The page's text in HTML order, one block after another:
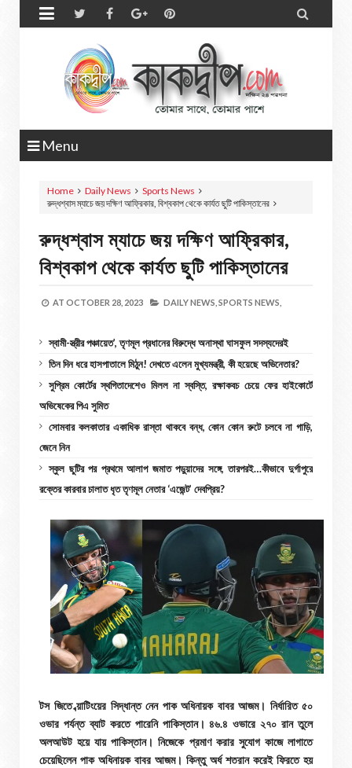
 
Menu
Home Daily News
Sports News
রুদ্ধশ্বাস ম্যাচে জয় দক্ষিণ আফ্রিকার, বিশ্বকাপ থেকে কার্যত ছুটি পাকিস্তানের
রুদ্ধশ্বাস ম্যাচে জয় দক্ষিণ আফ্রিকার,
বিশ্বকাপ থেকে কার্যত ছুটি পাকিস্তানের
AT OCTOBER 28, 2023 DAILY NEWS, SPORTS NEWS,
স্বামী-স্ত্রীর পঞ্চায়েত’, তৃণমূল প্রধানের বিরুদ্ধে অনাস্থা ঘাসফুল সদস্যদেরই
তিন দিন ধরে হাসপাতালে মিঠুন! দেখতে এলেন মুখ্যমন্ত্রী, কী হয়েছে অভিনেতার?
সুপ্রিম কোর্টের স্থগিতাদেশেও মিলল না স্বস্তি, রক্ষাকবচ চেয়ে ফের হাইকোর্টে
অভিষেকের পিএ সুমিত
সোমবার কলকাতার একাধিক রাস্তা থাকবে বন্ধ, কোন কোন রুটে চলবে না গাড়ি,
জেনে নিন
স্কুল ছুটির পর প্রথমে আলাপ জমাত পড়ুয়াদের সঙ্গে, তারপরই…কীভাবে দুর্গাপুরে
রক্তের কারবার চালাত ধৃত তৃণমূল নেতার ‘এজেন্ট’ দেবপ্রিয়?
টস জিতে ব্য়াটিংয়ের সিদ্ধান্ত নেন পাক অধিনায়ক বাবর আজম। নির্ধারিত ৫০
ওভার পর্যন্ত ব্যাট করতে পারেনি পাকিস্তান। ৪৬.৪ ওভারে ২৭০ রান তুলে
অলআউট হয়ে যায় পাকিস্তান। নিজেকে প্রমাণ করার সুযোগ কাজে লাগাতে
চেয়েছিলেন পাক অধিনায়ক বাবর আজম। কিন্তু অর্ধ শতরান করেই ফিরতে হয়